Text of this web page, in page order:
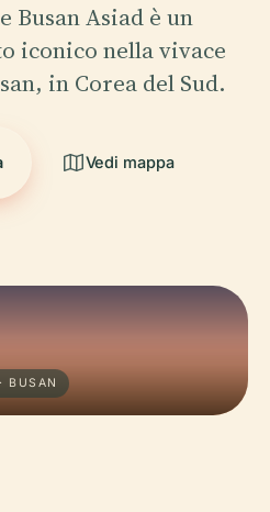
Busan Asiad è un
iconico nella vivace
in Corea del Sud.
Vedi mappa
BUSAN